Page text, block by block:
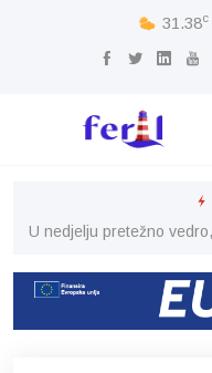
31.38c
U nedjelju pretežno